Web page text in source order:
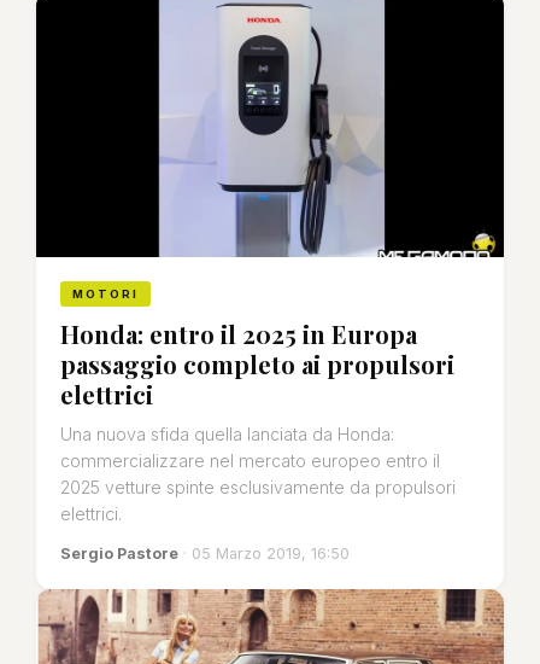
MOTORI
Honda: entro il 2025 in Europa
passaggio completo ai propulsori
elettrici
Una nuova sfida quella lanciata da Honda:
commercializzare nel mercato europeo entro il
2025 vetture spinte esclusivamente da propulsori
elettrici.
Sergio Pastore · 05 Marzo 2019, 16:50